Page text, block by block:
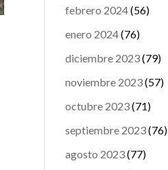
febrero 2024(56)
enero 2024(76)
diciembre 2023(79)
noviembre 2023(57)
octubre 2023(71)
septiembre 2023(76)
agosto 2023(77)